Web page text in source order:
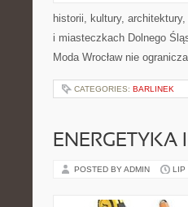
historii, kultury,
i miasteczkach Dolnego
Moda Wrocław nie
CATEGORIES: BARLINEK
ENERGETYKA
POSTED BY ADMIN LIP